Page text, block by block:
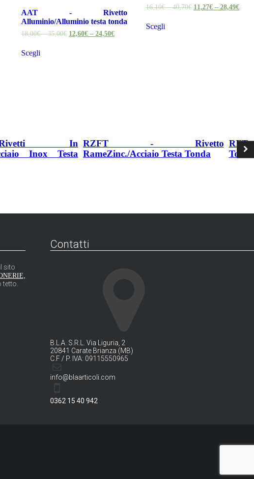
AAT - Rivetto
Alluminio/Alluminio testa tonda
18,00€ – 35,00€ 12,60€ – 24,50€
Scegli
16,10€ – 40,70€ 11,27€ – 28,49€
Scegli
In
Inox Testa
RZFT - Rivetto
RameZinc./Acciaio Testa Tonda
RFT
sito
tetto.
Contatti
B.L.A. S.R.L. Via Liguria, 2
20841 Carate Brianza (MB)
C.F / P. IVA: 09115550965
info@blaarticoli.com
0362 15 40 942